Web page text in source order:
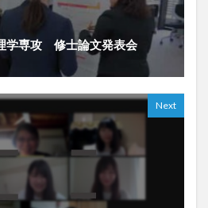
学専攻 修士論文発表会
Next